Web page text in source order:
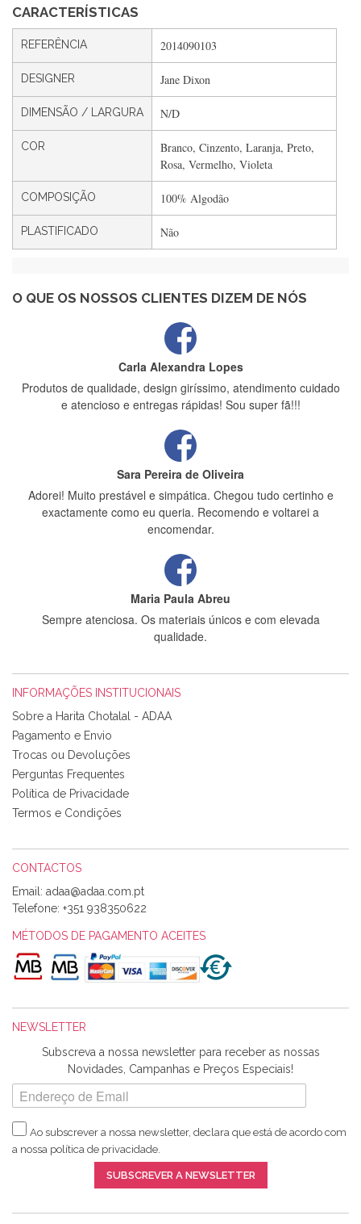
CARACTERÍSTICAS
REFERÊNCIA 2014090103
DESIGNER Jane Dixon
DIMENSÃO / LARGURA N/D
COR
Branco, Cinzento, Laranja, Preto,
Rosa, Vermelho, Violeta
COMPOSIÇÃO 100% Algodão
PLASTIFICADO Não
O QUE OS NOSSOS CLIENTES DIZEM DE NÓS
Silvia André
Gostei ,Serviço bastante rápido. recomendo
Filipa Freire
Rápido, atendimento 5*. Hoje chegará a segunda encomenda
feita de muitas certamente❤️
estrelas
Carla Alexandra Lopes
Produtos de qualidade, design giríssimo, atendimento cuidado
e atencioso e entregas rápidas! Sou super fã!!!
Sara Pereira de Oliveira
Adorei! Muito prestável e simpática. Chegou tudo certinho e
exactamente como eu queria. Recomendo e voltarei a
encomendar.
Maria Paula Abreu
Sempre atenciosa. Os materiais únicos e com elevada
qualidade.
Tudo chegou em condições, pois os produtos vieram muito
bem acondicionados. Estou plenamente satisfeita com os
produtos adquiridos. Relativamente à bolsa, tem um tecido
com um padrão e cores muito bonitas e a execução está
perfeitíssima. Futuramente penso voltar a comprar na vossa
loja, têm excelentes artigos a um preço muito justo. A
Alexandra Morais
Olá boa Noite. Os meus tecidos chegaram hoje. Muito
obrigada pelo miminho que dá um jeitaço pras minhas linhas
de bordar e não sei o que pões nos tecidos, mas que cheiram
maravilhosamente ... cheiram! :) Muito Obrigada.
Harita a minha encomenda já chegou. :) Muito obrigada pela
rapidez no envio, pela qualidade dos materiais que me
enviaste e pela simpatia de sempre. :)
Catarina Amaro
5 estrelas. Gosto muito do serviço. A Harita Chotalal é muito
Recomendo.
INFORMAÇÕES INSTITUCIONAIS
Sobre a Harita Chotalal - ADAA
Pagamento e Envio
Trocas ou Devoluções
Perguntas Frequentes
Política de Privacidade
Termos e Condições
CONTACTOS
Email:
Telefone: +351 938350622
MÉTODOS DE PAGAMENTO ACEITES
NEWSLETTER
Subscreva a nossa newsletter para receber as nossas
Novidades, Campanhas e Preços Especiais!
Ao subscrever a nossa newsletter, declara que está de acordo com
a nossa política de privacidade.
SUBSCREVER A NEWSLETTER